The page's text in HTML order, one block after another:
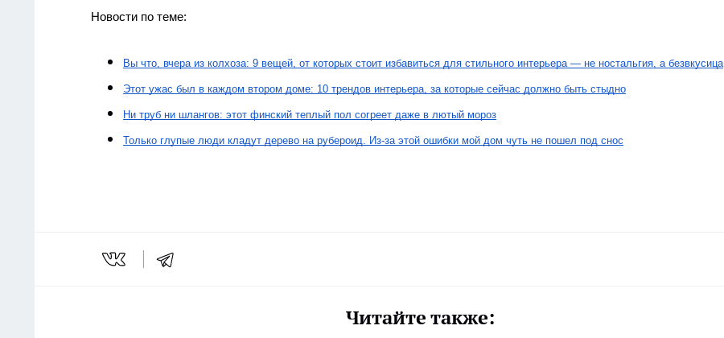
Новости по теме:
Вы что, вчера из колхоза: 9 вещей, от которых стоит избавиться для стильного интерьера — не ностальгия, а безвкусица
Этот ужас был в каждом втором доме: 10 трендов интерьера, за которые сейчас должно быть стыдно
Ни труб ни шлангов: этот финский теплый пол согреет даже в лютый мороз
Только глупые люди кладут дерево на рубероид. Из-за этой ошибки мой дом чуть не пошел под снос
Читайте также: